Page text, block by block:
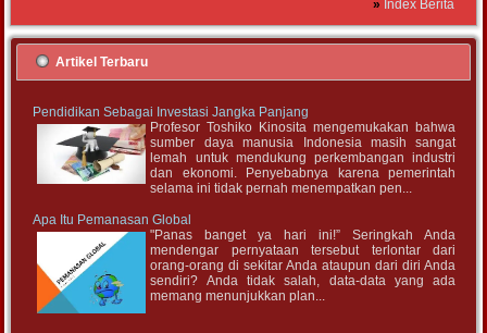
» Index Berita
Artikel Terbaru
Pendidikan Sebagai Investasi Jangka Panjang
Profesor Toshiko Kinosita mengemukakan bahwa
sumber daya manusia Indonesia masih sangat
lemah untuk mendukung perkembangan industri
dan ekonomi. Penyebabnya karena pemerintah
selama ini tidak pernah menempatkan pen...
Apa Itu Pemanasan Global
"Panas banget ya hari ini!” Seringkah Anda
mendengar pernyataan tersebut terlontar dari
orang-orang di sekitar Anda ataupun dari diri Anda
sendiri? Anda tidak salah, data-data yang ada
memang menunjukkan plan...